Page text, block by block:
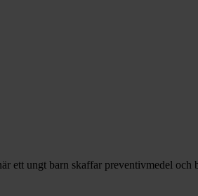
ett ungt barn skaffar preventivmedel och